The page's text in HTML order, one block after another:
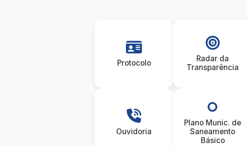
Protocolo
Radar da
Transparência
Ouvidoria
Plano Munic. de
Saneamento
Básico